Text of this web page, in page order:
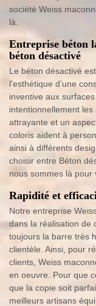
société Weiss
là.
Entreprise béton
béton désactivé
Le béton désactivé
l'esthétique d’une
inventive aux
intentionnellement
attrayante et un
coloris aident à
ainsi à différents
choisir entre Béton
nous sommes là pour
Rapidité et
Notre entreprise
dans la réalisation de
toujours la barre très
clientèle. Ainsi, pour
clients, Weiss
en oeuvre. Pour que
que la copie soit
meilleurs artisans